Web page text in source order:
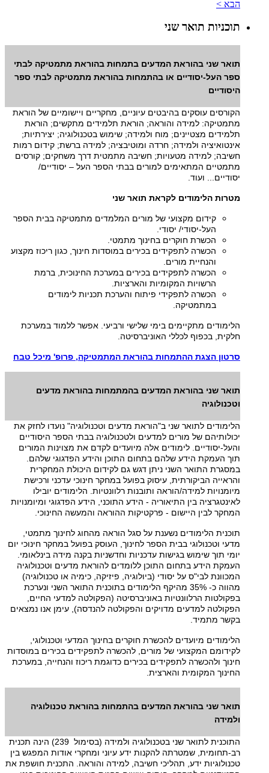
הבא >
תוכניות תואר שני
תואר שני בהוראת המדעים בתמחות בהוראת מתמטיקה לבתי
ספר העל-יסודיים או בהתמחות בהוראת מתמטיקה לבתי ספר
היסודיים
הקורסים עוסקים בהיבטים עיוניים, מחקריים ויישומיים של הוראת
מתמטיקה: למידה והוראה; הוראת תלמידים מתקשים; הוראת
תלמידים מצטיינים; מוח ולמידה; שימוש בטכנולוגיה; יצירתיות;
אינטואיציה ולמידה; חרדה ומוטיבציה; למידה ברשת; קידום רמות
חשיבה; למידה מטעויות; חשיבה מתמטית דרך משחקים; קורסים
מתמטיים המתאימים למורים בבתי הספר העל – יסודיים/
יסודיים... ועוד.
מטרות הלימודים לקראת תואר שני
קידום מקצועי של מורים המלמדים מתמטיקה בבית הספר
העל-יסודי/ יסודי.
הכשרת חוקרים בחינוך מתמטי.
הכשרה לתפקידים בכירים במוסדות חינוך, כגון ריכוז מקצוע
והנחיית מורים.
הכשרה לתפקידים בכירים במערכת החינוכית, ברמת
הרשויות המקומיות והארציות.
הכשרה לתפקידי פיתוח והערכת תכניות לימודים
במתמטיקה.
הלימודים מתקיימים בימי שלישי ורביעי. אפשר ללמוד במערכת
חלקית, בכפוף לכללי האוניברסיטה.
סרטון הצגת ההתמחות בהוראת המתמטיקה, פרופ' מיכל טבח
תואר שני בהוראת המדעים בהמתמחות בהוראת מדעים
וטכנולוגיה
הלימודים לתואר שני ב"הוראת מדעים וטכנולוגיה" נועדו לחזק את
יכולותיהם של מורים למדעים ולטכנולוגיה בבתי הספר היסודיים
והעל-יסודיים. לימודים אלה מיועדים לקדם את מצוינות המורים
תוך העמקת הידע שלהם בתחום התוכן והידע הפדגוגי שלהם.
במסגרת התואר השני ניתן דגש גם לקידום היכולת המחקרית
והראייה הביקורתית, עיסוק בפועל במחקר חינוכי עדכני ורכישת
מיומנויות למידה/הוראה ותובנות רלוונטיות. הלימודים יובילו
לאינטגרציה בין התיאוריה - הידע התוכני, הידע הפדגוגי ומיומנויות
המחקר לבין היישום - פרקטיקות ההוראה והמעשה החינוכי.
תוכנית הלימודים נשענת על סגל הוראה מהחוג לחינוך מתמטי,
מדעי וטכנולוגי בבית הספר לחינוך, העוסק בפועל במחקר חינוכי יום
יומי תוך שימוש בגישות עדכניות וחדשניות בקנה מידה בינלאומי.
העמקת הידע בתחום התוכן ללומדים להוראת מדעים וטכנולוגיה
המכוונת לבי"ס על יסודי (ביולוגיה, פיזיקה, כימיה או טכנולוגיה)
מהווה כ- 35% מהיקף הלימודים בתוכנית התואר השני ונערכת
בפקולטות הרלוונטיות באוניברסיטה (הפקולטה למדעי החיים,
הפקולטה למדעים מדויקים והפקולטה להנדסה), עימן אנו נמצאים
בקשר מתמיד.
הלימודים מיועדים להכשרת חוקרים בחינוך המדעי וטכנולוגי,
לקידומם המקצועי של מורים, להכשרה לתפקידים בכירים במוסדות
חינוך ולהכשרה לתפקידים בכירים כדוגמת ריכוז והנחייה, במערכת
החינוך המקומית והארצית.
תואר שני בהוראת המדעים בהתמחות בהוראת טכנולוגיה
ולמידה
התוכנית לתואר שני בטכנולוגיה ולמידה (בסימול 239) הינה תכנית
רב-תחומית, שמטרתה להקנות ידע עיוני ומחקרי אודות המפגש בין
טכנולוגיות ידע, תהליכי חשיבה, למידה והוראה. התכנית חושפת את